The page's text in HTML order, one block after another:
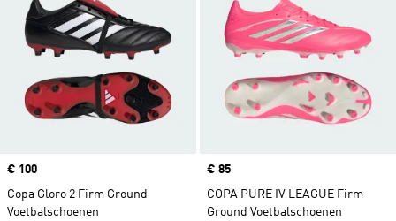
Price
€ 100
Copa Gloro 2 Firm Ground
Voetbalschoenen
Price
€ 85
COPA PURE IV LEAGUE Firm
Ground Voetbalschoenen